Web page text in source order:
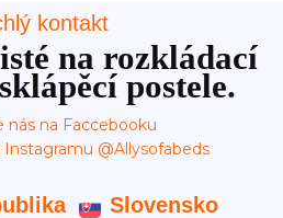
kontakt
na rozkládací
postele.
Slovensko